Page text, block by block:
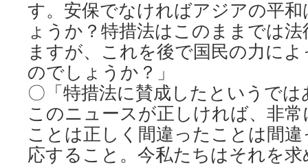
す。安保でなければアジアの平
ょうか？特措法はこのままでは
ますが、これを後で国民の力に
のでしょうか？」
〇「特措法に賛成したというで
このニュースが正しければ、非
ことは正しく間違ったことは間
応すること。今私たちはそれを